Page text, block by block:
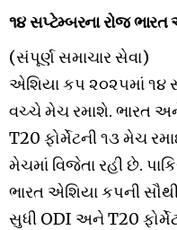
૧૪ સપ્ટેમ્બરના રોજ
(સંપૂર્ણ સમાચાર સેવા)
એશિયા કપ ૨૦૨૫માં ૧૪
વચ્ચે મેચ રમાશે. ભારત
T20 ફોર્મેટની ૧૩ મેચ
મેચમાં વિજેતા રહી છે.
ભારત એશિયા કપની
સુધી ODI અને T20